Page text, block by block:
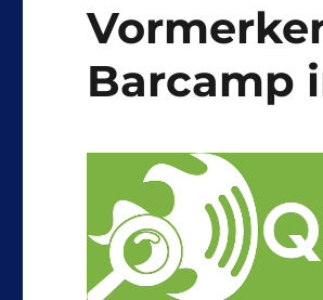
Barcamp